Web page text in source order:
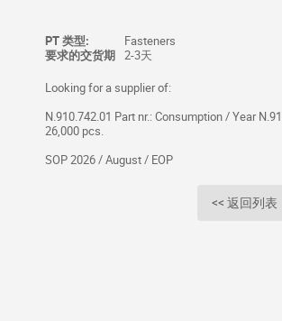
PT 类型:
Fasteners
要求的交货期 2-3天
Looking for a supplier of:
N.910.742.01 Part nr.: Consumption / Year
26,000 pcs.
SOP 2026 / August / EOP
<< 返回列表